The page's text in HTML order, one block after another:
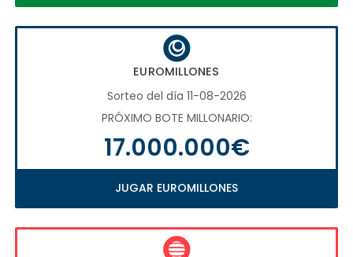
EUROMILLONES
Sorteo del día 11-08-2026
PRÓXIMO BOTE MILLONARIO:
17.000.000€
JUGAR EUROMILLONES